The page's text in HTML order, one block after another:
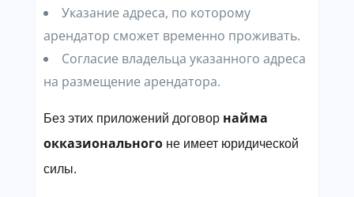
Указание адреса, по которому
арендатор сможет временно проживать.
Согласие владельца указанного адреса
на размещение арендатора.
Без этих приложений договор найма
окказионального не имеет юридической
силы.